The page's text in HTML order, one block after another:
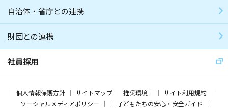
自治体・省庁との連携
財団との連携
社員採用
個人情報保護方針 サイトマップ 推奨環境
サイト利用規約
ソーシャルメディアポリシー
子どもたちの安心・安全ガイド